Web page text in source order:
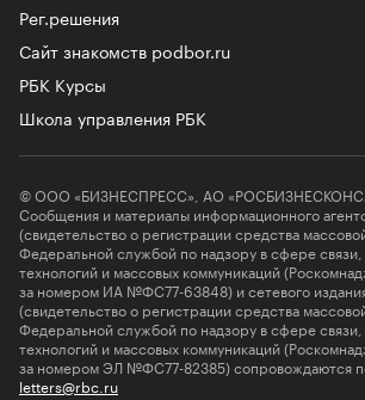
Рег.решения
Сайт знакомств podbor.ru
РБК Курсы
Школа управления РБК
© ООО «БИЗНЕСПРЕСС», АО
Сообщения и материалы информационного
(свидетельство о регистрации средства
Федеральной службой по надзору в сфере
технологий и массовых коммуникаций
за номером ИА №ФС77-63848) и сетевого
(свидетельство о регистрации средства
Федеральной службой по надзору в сфере
технологий и массовых коммуникаций
за номером ЭЛ №ФС77-82385) сопровождаются
letters@rbc.ru